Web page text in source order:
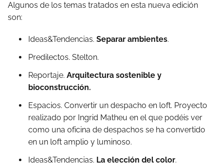
Algunos de los temas tratados en esta nueva edición
son:
Ideas&Tendencias. Separar ambientes.
Predilectos. Stelton.
Reportaje. Arquitectura sostenible y
bioconstrucción.
Espacios. Convertir un despacho en loft. Proyecto
realizado por Ingrid Matheu en el que podéis ver
como una oficina de despachos se ha convertido
en un loft amplio y luminoso.
Ideas&Tendencias. La elección del color.